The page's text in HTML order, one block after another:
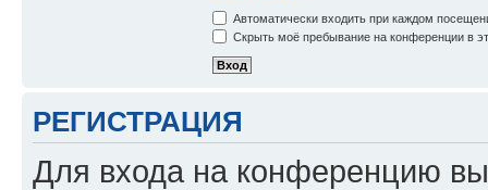
Автоматически входить при каждом
Скрыть моё пребывание на конференции в
РЕГИСТРАЦИЯ
Для входа на конференцию